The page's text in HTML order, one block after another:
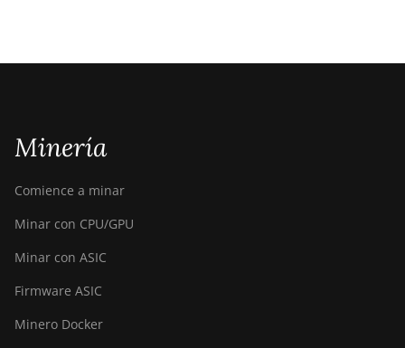
Minería
Comience a minar
Minar con CPU/GPU
Minar con ASIC
Firmware ASIC
Minero Docker